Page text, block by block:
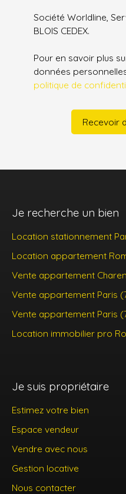
Société Worldline,
BLOIS CEDEX.
Pour en savoir plus
données
politique de
Recevoir
Je recherche un bien
Location stationnement
Location appartement
Vente appartement
Vente appartement Paris
Vente appartement Paris
Location immobilier pro
Je suis propriétaire
Estimez votre bien
Espace vendeur
Vendre avec nous
Gestion locative
Nous contacter